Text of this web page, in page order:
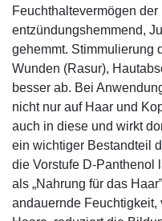
Feuchthaltevermögen der
entzündungshemmend,
gehemmt. Stimmulierung
Wunden (Rasur),
besser ab. Bei
nicht nur auf Haar und
auch in diese und wirkt
ein wichtiger Bestandteil
die Vorstufe D-Panthenol
als „Nahrung für das
andauernde Feuchtigkeit,